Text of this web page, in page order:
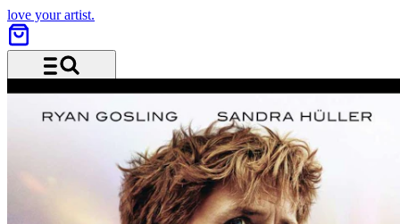
love your artist.